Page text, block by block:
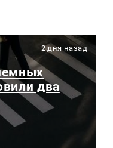
2 дня назад
два